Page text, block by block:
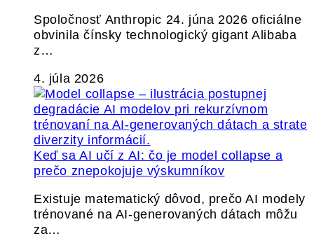
Spoločnosť Anthropic 24. júna 2026 oficiálne
obvinila čínsky technologický gigant Alibaba
z…
4. júla 2026
Keď sa AI učí z AI: čo je model collapse a
prečo znepokojuje výskumníkov
Existuje matematický dôvod, prečo AI modely
trénované na AI-generovaných dátach môžu
za…